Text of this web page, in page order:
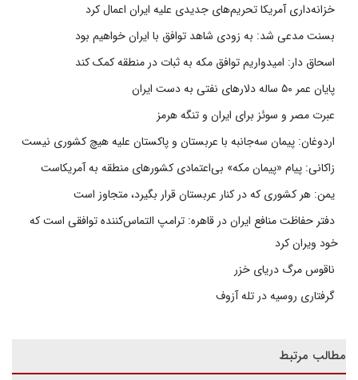
خزانه‌داری آمریکا تحریم‌های جدیدی علیه ایران اعمال کرد
بسنت مدعی شد: به زودی شاهد توافق با ایران خواهیم بود
اسحاق دار: امیدواریم توافق مکه به ثبات در منطقه کمک کند
پایان عمر ۵۰ ساله دلارهای نفتی به دست ایران
عبرت مصر و سوئز برای ایران و تنگه هرمز
اردوغان: پیمان سه‌جانبه با عربستان و پاکستان علیه هیچ کشوری نیست
زاکانی: پیام «پیمان مکه» بی‌اعتمادی کشورهای منطقه به آمریکاست
یمن: هر کشوری که در کنار عربستان قرار بگیرد، متجاوز است
دفتر حفاظت منافع ایران در قاهره: ترامپ التماس‌کننده توافقی است که
خود ویران کرد
ناقوس مرگ دریای خزر
گرفتاری روسیه در تله آزوف
مطالب مرتبط